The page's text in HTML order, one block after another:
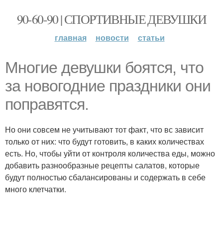
90-60-90 | СПОРТИВНЫЕ ДЕВУШКИ
главная новости статьи
Многие девушки боятся, что
за новогодние праздники они
поправятся.
Но они совсем не учитывают тот факт, что вс зависит
только от них: что будут готовить, в каких количествах
есть. Но, чтобы уйти от контроля количества еды, можно
добавить разнообразные рецепты салатов, которые
будут полностью сбалансированы и содержать в себе
много клетчатки.